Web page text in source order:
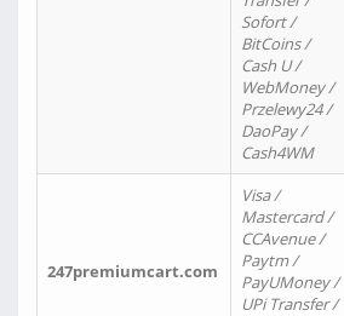
Sofort /
BitCoins /
Cash U /
WebMoney /
Przelewy24 /
DaoPay /
Cash4WM
247premiumcart.com
Visa /
Mastercard /
CCAvenue /
Paytm /
PayUMoney /
UPi Transfer /